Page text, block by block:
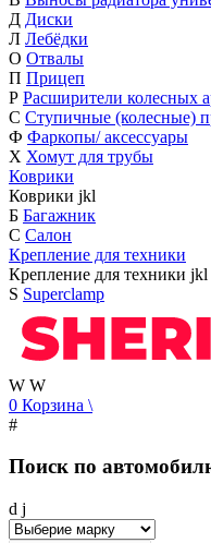
Д Диски
Л Лебёдки
О Отвалы
П Прицеп
Р Расширители колесных
С Ступичные (колесные)
Ф Фаркопы/ аксессуары
Х Хомут для трубы
Коврики
Коврики jkl
Б Багажник
С Салон
Крепление для техники
Крепление для техники jkl
S Superclamp
W W
0 Корзина \
#
Поиск по
d j